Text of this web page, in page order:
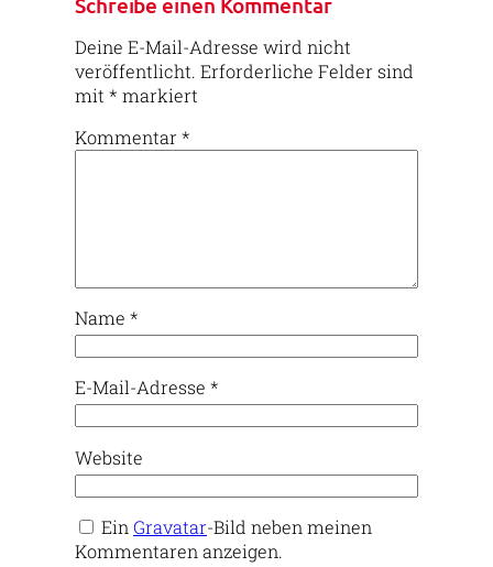
Deine E-Mail-Adresse wird nicht
veröffentlicht. Erforderliche Felder sind
mit * markiert
Kommentar *
Name *
E-Mail-Adresse *
Website
EinGravatar-Bild neben meinen
Kommentaren anzeigen.